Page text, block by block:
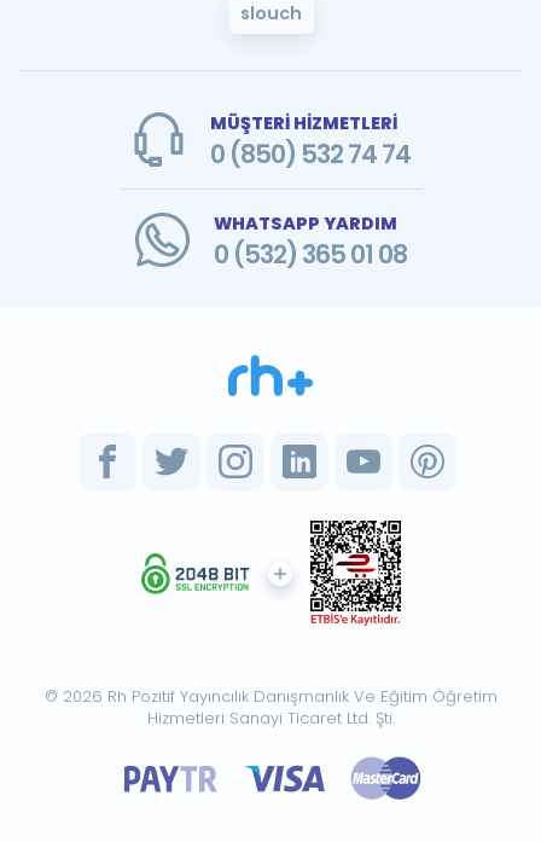
slouch
MÜŞTERİ HİZMETLERİ
0 (850) 532 74 74
WHATSAPP YARDIM
0 (532) 365 01 08
© 2026 Rh Pozitif Yayıncılık Danışmanlık Ve Eğitim Öğretim
Hizmetleri Sanayi Ticaret Ltd. Şti.